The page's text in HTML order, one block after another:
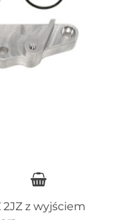
z wyjściem